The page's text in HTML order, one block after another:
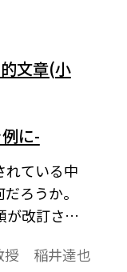
文章(小
に-
れている中
ろうか。
が改訂され
され，評論
授 稲井達也